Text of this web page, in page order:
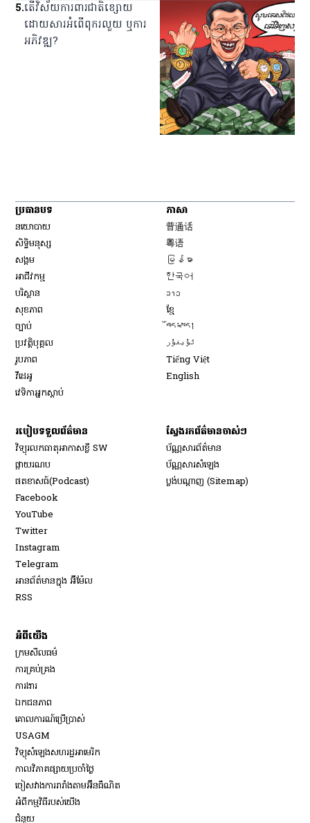
5.តើវិស័យការពារជាតិខ្សោយ
ដោយសារអំពើពុករលួយ ឬការ
អភិវឌ្ឍ?
ប្រធានបទ
នយោបាយ
សិទ្ធិ​មនុស្ស
សង្គម
អាជីវកម្ម
បរិស្ថាន
សុខភាព
ច្បាប់
ប្រវត្តិបុគ្គល
រូបភាព
វីដេអូ
វេទិកា​អ្នក​ស្ដាប់
ភាសា
普通话
粤语
မြန်မာ
한국어
ລາວ
ខ្មែ
བོད་སྐད།
ئۇيغۇر
Tiếng Việt
English
របៀប​ទទួល​ព័ត៌មាន​
វិទ្យុ​រលក​ធាតុអាកាស​ខ្លី SW
​ផ្កាយ​រណប
​ផតខាសធ៍(Podcast)
Facebook
YouTube
Twitter
Instagram
Telegram
អានព័ត៌មានក្នុង អ៊ីម៉ែល
RSS
ស្វែងរកព័ត៌មានចាស់ៗ
ប័ណ្ណសារ​ព័ត៌មាន​
ប័ណ្ណសារ​សំឡេង
ប្លង់បណ្តាញ (Sitemap)
អំពីយើង
ក្រមសីលធម៌
ការគ្រប់គ្រង
ការងារ
ឯកជនភាព
គោលការណ៍ប្រើប្រាស់
USAGM
វិទ្យុសំឡេងសហរដ្ឋអាមេរិក
កាលវិភាគផ្សាយប្រចាំថ្ងៃ
ចៀសវាង​ការរារាំង​តាម​អ៊ីនធឺណិត
អំពីកម្មវិធីរបស់យើង
ជំនួយ